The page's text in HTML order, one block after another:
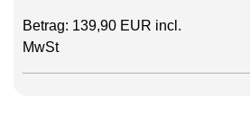
Betrag: 139,90 EUR incl.
MwSt